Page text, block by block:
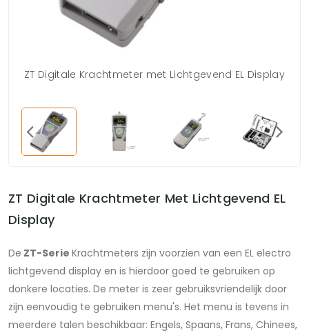
ZT Digitale Krachtmeter met Lichtgevend EL Display
ZT Digitale Krachtmeter Met Lichtgevend EL
Display
De ZT-Serie Krachtmeters zijn voorzien van een EL electro
lichtgevend display en is hierdoor goed te gebruiken op
donkere locaties. De meter is zeer gebruiksvriendelijk door
zijn eenvoudig te gebruiken menu's. Het menu is tevens in
meerdere talen beschikbaar: Engels, Spaans, Frans, Chinees,